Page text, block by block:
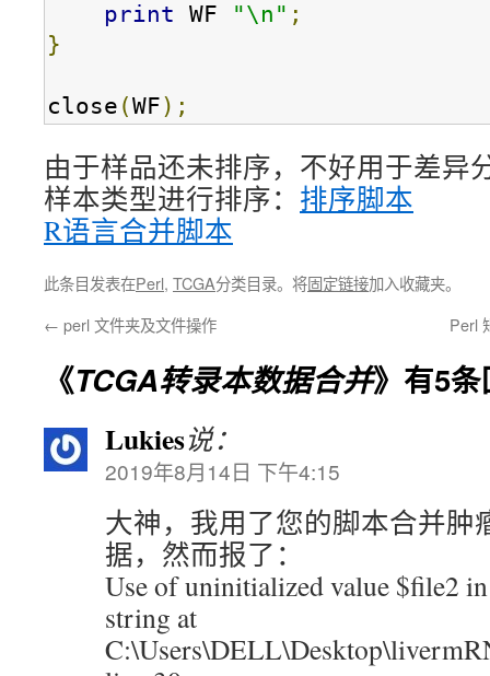
print WF "\n" ;
}
close (WF);
由于样品还未排序，不好用于差异
样本类型进行排序： 排序脚本
R语言合并脚本
此条目发表在Perl, TCGA分类目录。将固定链接加入收藏夹。
← perl 文件夹及文件操作 Perl
《TCGA转录本数据合并》有5
Lukies说：
2019年8月14日 下午4:15
大神，我用了您的脚本合并肿
据，然而报了：
Use of uninitialized value $file2
string at